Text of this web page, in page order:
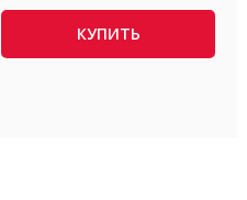
КУПИТЬ